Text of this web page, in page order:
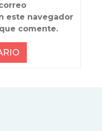
este navegador
comente.